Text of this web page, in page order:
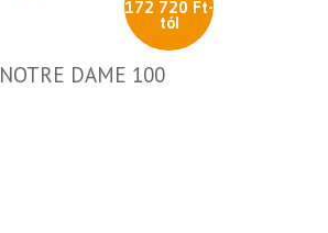
172 720 Ft-
tól
NOTRE DAME 100